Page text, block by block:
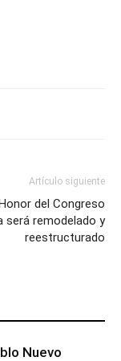
Artículo siguiente
del Congreso
será remodelado y
reestructurado
Nuevo